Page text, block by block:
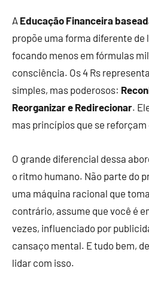
A Educação Financeira
propõe uma forma diferente de
focando menos em fórmulas
consciência. Os 4 Rs
simples, mas poderosos:
Reorganizar e Redirecionar.
mas princípios que se
O grande diferencial dessa
o ritmo humano. Não parte do
uma máquina racional que
contrário, assume que você é
vezes, influenciado por
cansaço mental. E tudo bem,
lidar com isso.